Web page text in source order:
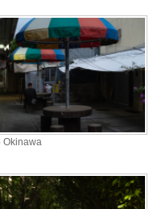
Okinawa